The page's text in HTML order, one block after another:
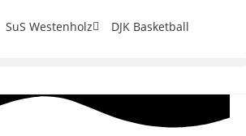
SuS Westenholz DJK Basketball